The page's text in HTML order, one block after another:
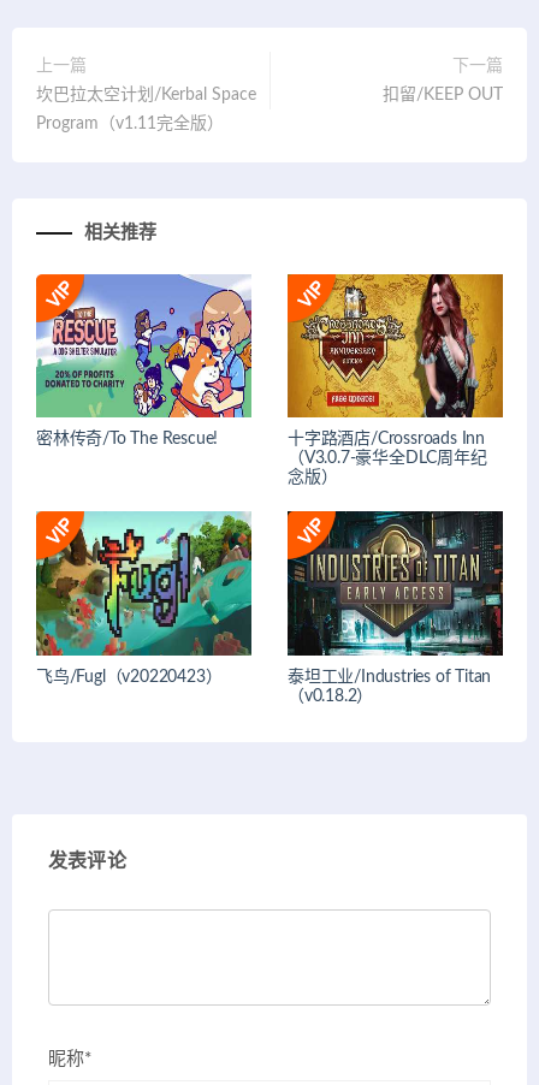
上一篇
坎巴拉太空计划/Kerbal Space
Program（v1.11完全版）
下一篇
扣留/KEEP OUT
相关推荐
密林传奇/To The Rescue!
十字路酒店/Crossroads Inn
（V3.0.7-豪华全DLC周年纪
念版）
飞鸟/Fugl（v20220423）
泰坦工业/Industries of Titan
（v0.18.2）
发表评论
昵称*